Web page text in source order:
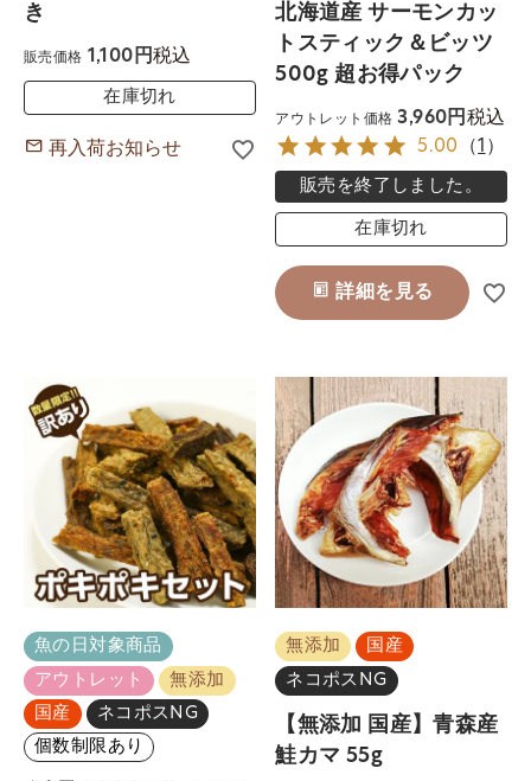
き
販売価格 1,100 税込
在庫切れ
再入荷お知らせ
北海道産 サーモンカッ
トスティック＆ビッツ
500g 超お得パック
アウトレット価格 3,960 税込
5.00 （1 ）
販売を終了しました。
在庫切れ
詳細を見る
魚の日対象商品
アウトレット
無添加
国産
ネコポスNG
個数制限あり
無添加
国産
ネコポスNG
【無添加 国産】青森産
鮭カマ 55g